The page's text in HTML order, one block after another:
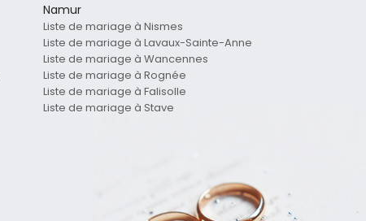
Namur
Liste de mariage à Nismes
Liste de mariage à Lavaux-Sainte-Anne
Liste de mariage à Wancennes
Liste de mariage à Rognée
Liste de mariage à Falisolle
Liste de mariage à Stave